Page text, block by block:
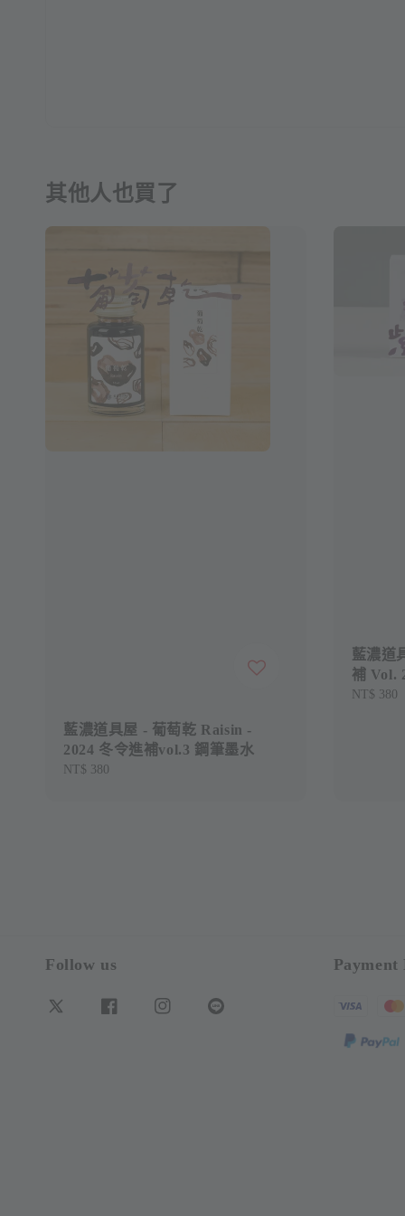
其他人也買了
藍濃道具屋 - 葡萄乾 Raisin -
2024 冬令進補vol.3 鋼筆墨水
Regular
NT$ 380
藍濃道
補 Vol.
Regular
NT$ 380
Follow us Payment